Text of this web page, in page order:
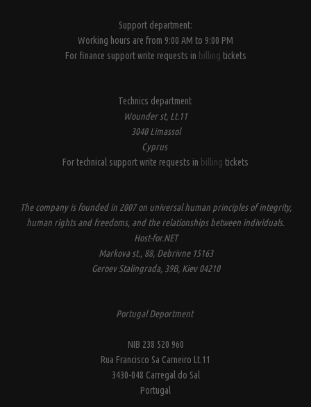
Support department:
Working hours are from 9:00 AM to 9:00 PM
For finance support write requests in billing tickets
Technics department
Wounder st, Lt.11
3040 Limassol
Cyprus
For technical support write requests in billing tickets
The company is founded in 2007 on universal human principles of integrity,
human rights and freedoms, and the relationships between individuals.
Host-for.NET
Markova st., 88, Debrivne 15163
Geroev Stalingrada, 39B, Kiev 04210
Portugal Deportment
NIB 238 520 960
Rua Francisco Sa Carneiro Lt.11
3430-048 Carregal do Sal
Portugal